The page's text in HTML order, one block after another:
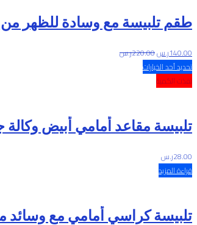
طقم تلبيسة مع وسادة للظهر
140.00ر.س220.00ر.س
تحديد أحد الخيارات
نفذت الكمية
تلبيسة مقاعد أمامي أبيض وكالة
28.00ر.س
قراءة المزيد
تلبيسة كراسي أمامي مع